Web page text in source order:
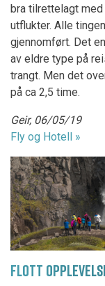
bra tilrettelagt
utflukter. Alle
gjennomført. Det
av eldre type på
trangt. Men det
på ca 2,5 time.
Geir, 06/05/19
Fly og Hotell »
FLOTT